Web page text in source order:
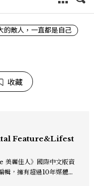
的敵人，一直都是自己
收藏
Feature&Lifest
麗佳人》國際中文版資
輯，擁有超過10年媒體與